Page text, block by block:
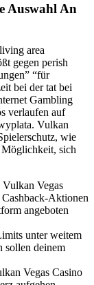
Auswahl An
area
gegen perish
“für
bei der tat bei
Gambling
verlaufen auf
Vulkan
wie
Möglichkeit, sich
Vulkan Vegas
Aktionen
angeboten
unter weitem
sollen deinem
Vegas Casino